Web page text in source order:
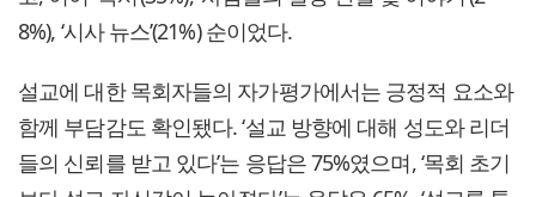
8%), ‘시사 뉴스’(21%) 순이었다.
설교에 대한 목회자들의 자가평가에서는 긍정적 요소와
함께 부담감도 확인됐다. ‘설교 방향에 대해 성도와 리더
들의 신뢰를 받고 있다’는 응답은 75%였으며, ‘목회 초기